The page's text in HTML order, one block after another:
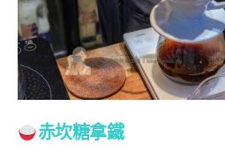
赤坎糖拿鐵